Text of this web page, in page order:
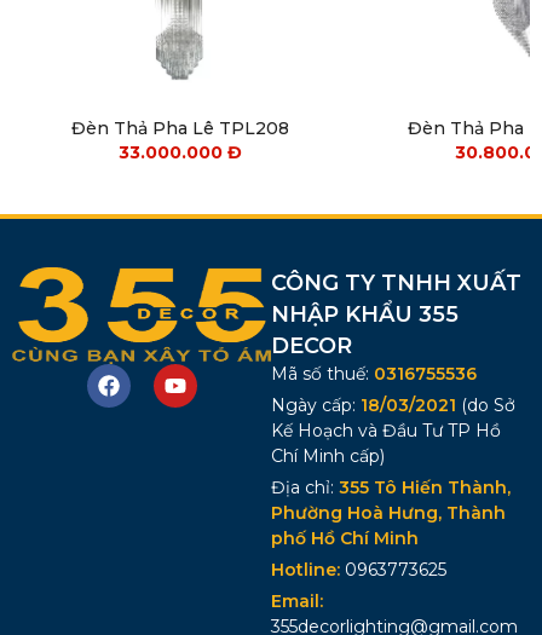
Đèn Thả Pha Lê TPL208
33.000.000Đ
Đèn Thả Pha
CÔNG TY TNHH XUẤT
NHẬP KHẨU 355
DECOR
Mã số thuế: 0316755536
Ngày cấp: 18/03/2021 (do Sở
Kế Hoạch và Đầu Tư TP Hồ
Chí Minh cấp)
Địa chỉ: 355 Tô Hiến Thành,
Phường Hoà Hưng, Thành
phố Hồ Chí Minh
Hotline: 0963773625
Email:
355decorlighting@gmail.com